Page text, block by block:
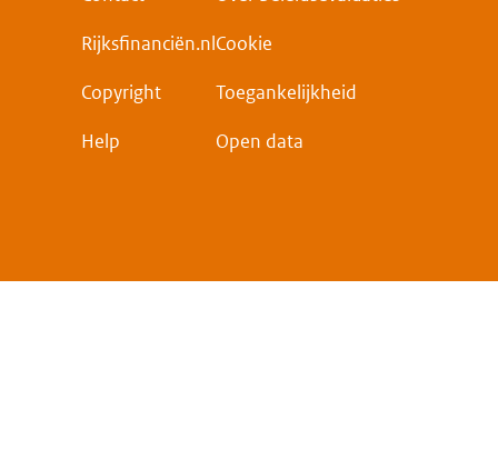
Rijksfinanciën.nl
Copyright
Help
Cookie
Toegankelijkheid
Open data